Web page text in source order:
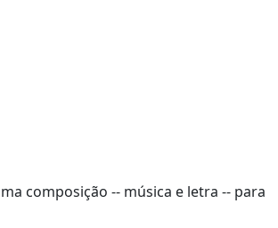
composição -- música e letra -- para